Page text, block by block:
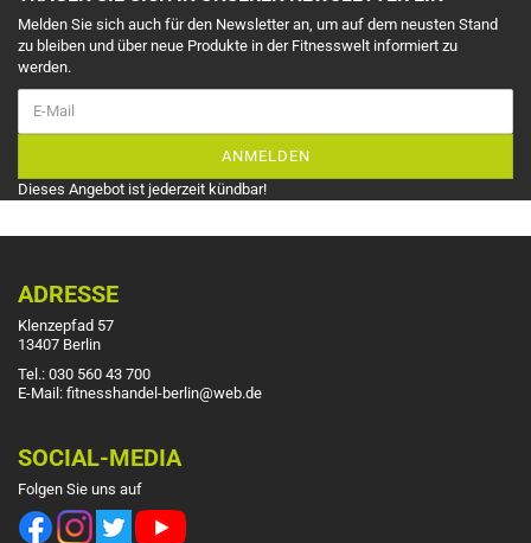
Melden Sie sich auch für den Newsletter an, um auf dem neusten Stand
zu bleiben und über neue Produkte in der Fitnesswelt informiert zu
werden.
ANMELDEN
Dieses Angebot ist jederzeit kündbar!
ADRESSE
Klenzepfad 57
13407 Berlin
Tel.: 030 560 43 700
E-Mail: fitnesshandel-berlin@web.de
SOCIAL-MEDIA
Folgen Sie uns auf